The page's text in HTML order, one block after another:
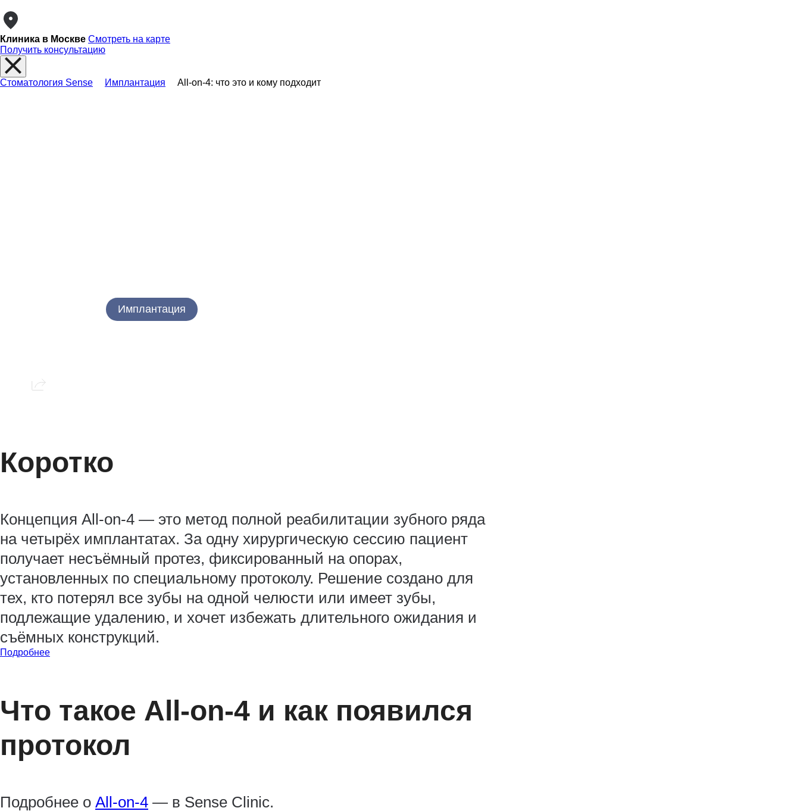
Клиника в Москве Смотреть на карте
Получить консультацию
Стоматология Sense Имплантация All-on-4: что это и кому подходит
Имплантация
Коротко
Концепция All‑on‑4 — это метод полной реабилитации зубного ряда
на четырёх имплантатах. За одну хирургическую сессию пациент
получает несъёмный протез, фиксированный на опорах,
установленных по специальному протоколу. Решение создано для
тех, кто потерял все зубы на одной челюсти или имеет зубы,
подлежащие удалению, и хочет избежать длительного ожидания и
съёмных конструкций.
Подробнее
Что такое All-on-4 и как появился
протокол
Подробнее о All-on-4 — в Sense Clinic.